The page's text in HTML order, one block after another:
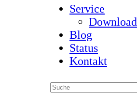
Service
Download
Blog
Status
Kontakt